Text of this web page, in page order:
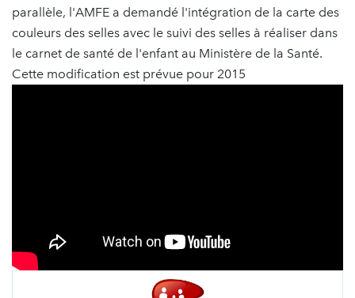
parallèle, l'AMFE a demandé l'intégration de la carte des
couleurs des selles avec le suivi des selles à réaliser dans
le carnet de santé de l'enfant au Ministère de la Santé.
Cette modification est prévue pour 2015